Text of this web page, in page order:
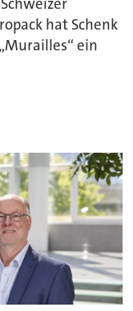
hat Schenk
ein